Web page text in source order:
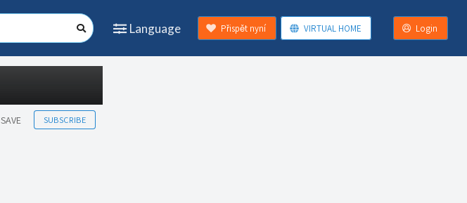
Language Přispět nyní VIRTUAL HOME Login
SAVE SUBSCRIBE